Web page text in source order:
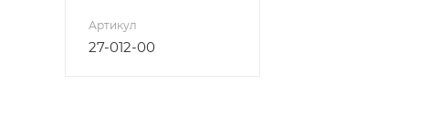
Артикул
27-012-00